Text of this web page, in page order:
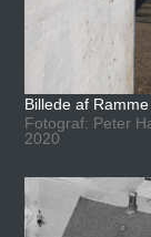
Billede af
Fotograf: Peter
2020